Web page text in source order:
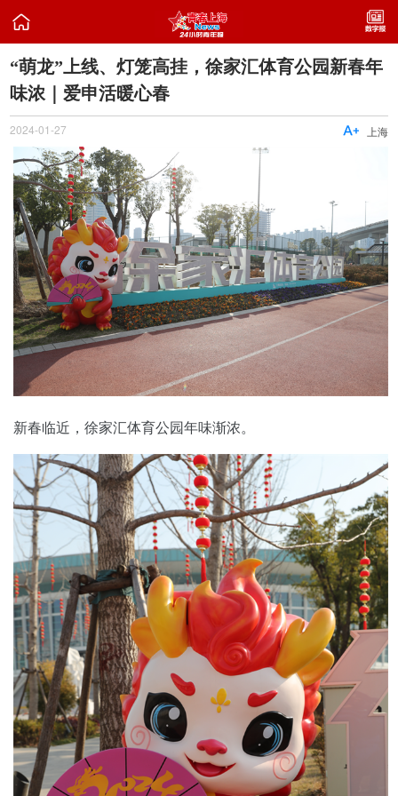

“萌龙”上线、灯笼高挂，徐家汇体育公园新春年
味浓｜爱申活暖心春
2024-01-27 上海

新春临近，徐家汇体育公园年味渐浓。